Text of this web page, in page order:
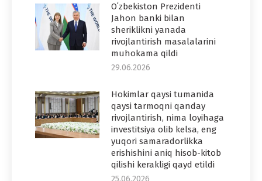
Oʻzbekiston Prezidenti
Jahon banki bilan
sheriklikni yanada
rivojlantirish masalalarini
muhokama qildi
29.06.2026
Hokimlar qaysi tumanida
qaysi tarmoqni qanday
rivojlantirish, nima loyihaga
investitsiya olib kelsa, eng
yuqori samaradorlikka
erishishini aniq hisob-kitob
qilishi kerakligi qayd etildi
25.06.2026